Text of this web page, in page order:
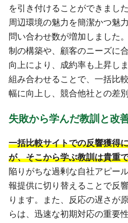
を引き付けることができまし
周辺環境の魅力を簡潔かつ魅
問い合わせ数が増加しました
制の構築や、顧客のニーズに
向上により、成約率も上昇し
組み合わせることで、一括比
幅に向上し、競合他社との差
失敗から学んだ教訓と改
一括比較サイトでの反響獲得
が、そこから学ぶ教訓は貴重
陥りがちな過剰な自社アピー
報提供に切り替えることで反
ります。また、反応の遅さが
らは、迅速な初期対応の重要